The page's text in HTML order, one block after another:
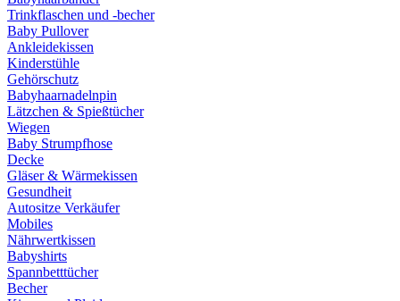
Trinkflaschen und -becher
Baby Pullover
Ankleidekissen
Kinderstühle
Gehörschutz
Babyhaarnadelnpin
Lätzchen & Spießtücher
Wiegen
Baby Strumpfhose
Decke
Gläser & Wärmekissen
Gesundheit
Autositze Verkäufer
Mobiles
Nährwertkissen
Babyshirts
Spannbetttücher
Becher